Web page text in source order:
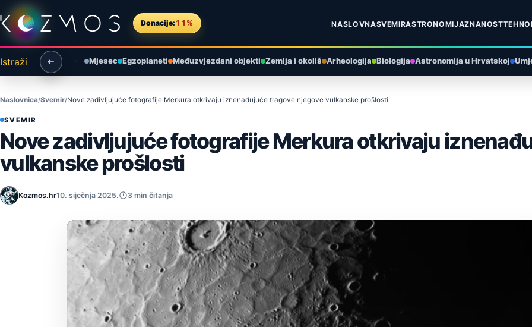
Preskoči na sadržaj
Donacije: 11% NASLOVNASVEMIRASTRONOMIJAZNANOST
Istraži Mjesec Egzoplaneti Međuzvjezdani objekti Zemlja i okoliš Arheologija Biologija Astronomija u Hrvatskoj
Naslovnica Svemir Nove zadivljujuće fotografije Merkura otkrivaju iznenađujuće tragove njegove vulkanske prošlosti
SVEMIR
Nove zadivljujuće fotografije Merkura otkrivaju
vulkanske prošlosti
Kozmos.hr10. siječnja 2025. 3 min čitanja